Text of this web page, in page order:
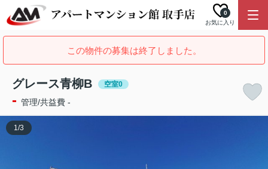
お気に入り
0
この物件の募集は終了しました。
グレース青柳B 空室0
- 管理/共益費 -
1/3